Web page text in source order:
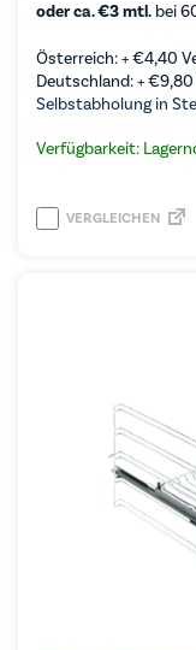
oder ca. €3 mtl. bei
Österreich: +€4,40
Deutschland: +€9,80
Selbstabholung in
Verfügbarkeit:
VERGLEICHEN